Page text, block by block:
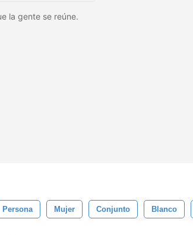
la gente se reúne.
Persona Mujer Conjunto Blanco